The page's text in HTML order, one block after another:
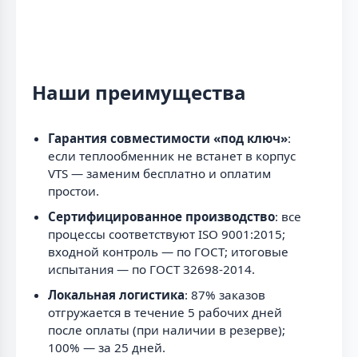
Наши преимущества
Гарантия совместимости «под ключ»:
если теплообменник не встанет в корпус
VTS — заменим бесплатно и оплатим
простои.
Сертифицированное производство: все
процессы соответствуют ISO 9001:2015;
входной контроль — по ГОСТ; итоговые
испытания — по ГОСТ 32698-2014.
Локальная логистика: 87% заказов
отгружается в течение 5 рабочих дней
после оплаты (при наличии в резерве);
100% — за 25 дней.